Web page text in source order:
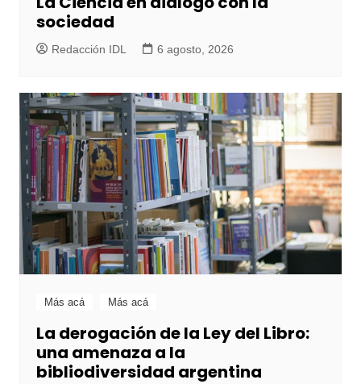
sociedad
Redacción IDL 6 agosto, 2026
Más acá Más acá
La derogación de la Ley del Libro:
una amenaza a la
bibliodiversidad argentina